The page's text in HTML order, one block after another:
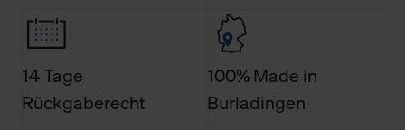
Weitere Informationen über Cookies und Web-
Technologien sowie die Nutzung Ihrer persönlichen Daten
finden Sie in unserer Datenschutzerklärung.
14 Tage
Rückgaberecht
100% Made in
Burladingen